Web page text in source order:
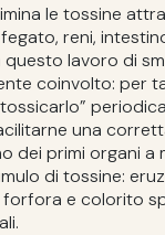
le tossine
reni,
lavoro di
coinvolto: per
una
dei primi organi a
di tossine:
forfora e colorito